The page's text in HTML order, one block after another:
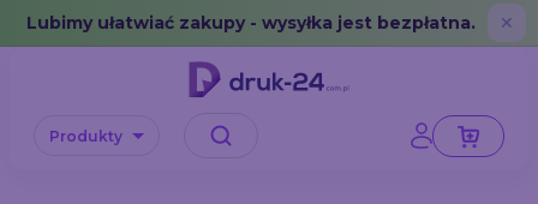
Error: No data in cache or invalid format
Lubimy ułatwiać zakupy - wysyłka jest bezpłatna. ✕
Produkty